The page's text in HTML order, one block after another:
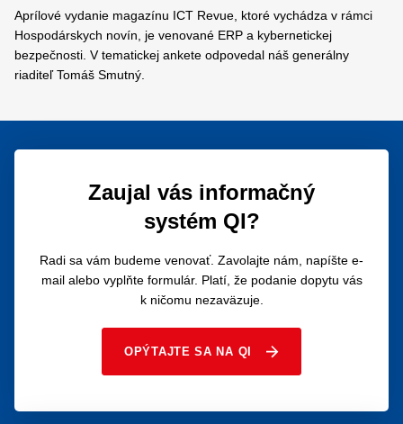
Aprílové vydanie magazínu ICT Revue, ktoré vychádza v rámci
Hospodárskych novín, je venované ERP a kybernetickej
bezpečnosti. V tematickej ankete odpovedal náš generálny
riaditeľ Tomáš Smutný.
Zaujal vás informačný
systém QI?
Radi sa vám budeme venovať. Zavolajte nám, napíšte e-
mail alebo vyplňte formulár. Platí, že podanie dopytu vás
k ničomu nezaväzuje.
OPÝTAJTE SA NA QI